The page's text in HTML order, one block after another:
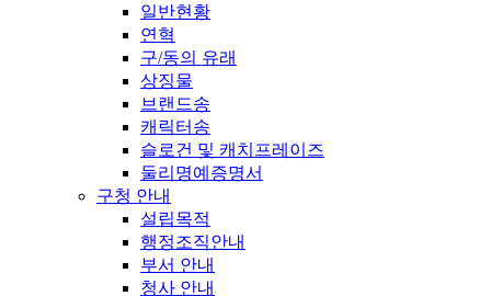
일반현황
연혁
구/동의 유래
상징물
브랜드송
캐릭터송
슬로건 및 캐치프레이즈
둘리명예증명서
구청 안내
설립목적
행정조직안내
부서 안내
청사 안내